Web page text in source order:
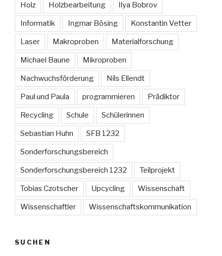
Holz Holzbearbeitung Ilya Bobrov
Informatik Ingmar Bösing Konstantin Vetter
Laser Makroproben Materialforschung
Michael Baune Mikroproben
Nachwuchsförderung Nils Ellendt
Paul und Paula programmieren Prädiktor
Recycling Schule Schülerinnen
Sebastian Huhn SFB 1232
Sonderforschungsbereich
Sonderforschungsbereich 1232 Teilprojekt
Tobias Czotscher Upcycling Wissenschaft
Wissenschaftler Wissenschaftskommunikation
SUCHEN